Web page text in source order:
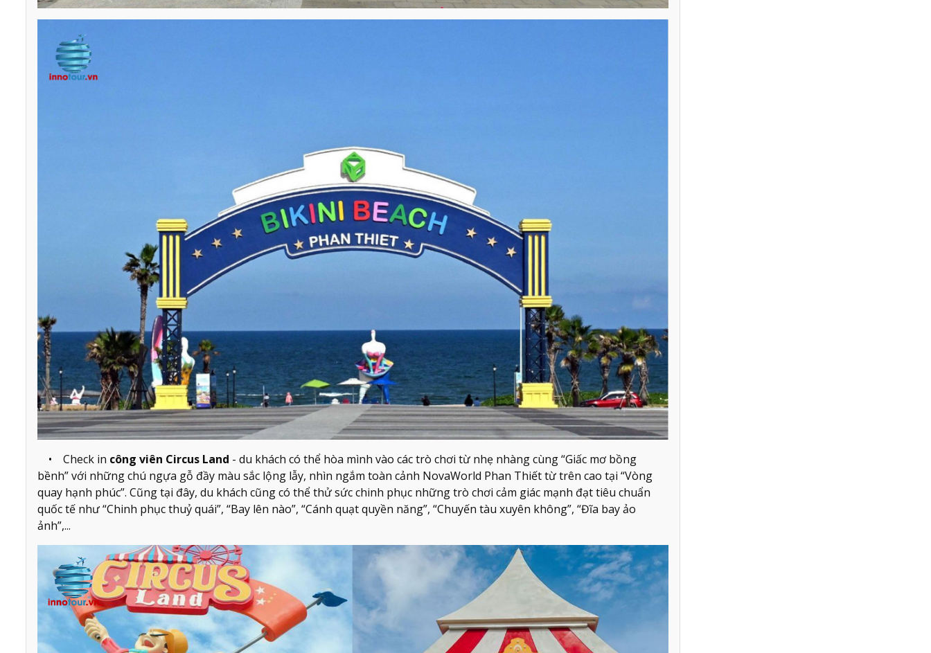
• Check in công viên Circus Land - du khách có thể hòa mình vào các trò chơi từ nhẹ nhàng cùng “Giấc mơ bồng
bềnh” với những chú ngựa gỗ đầy màu sắc lộng lẫy, nhìn ngắm toàn cảnh NovaWorld Phan Thiết từ trên cao tại “Vòng
quay hạnh phúc”. Cũng tại đây, du khách cũng có thể thử sức chinh phục những trò chơi cảm giác mạnh đạt tiêu chuẩn
quốc tế như “Chinh phục thuỷ quái”, “Bay lên nào”, “Cánh quạt quyền năng”, “Chuyến tàu xuyên không”, “Đĩa bay ảo
ảnh”,...